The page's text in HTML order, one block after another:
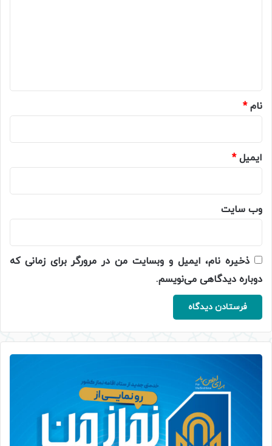
نام*
ایمیل*
وب‌ سایت
ذخیره نام، ایمیل و وبسایت من در مرورگر برای زمانی که
دوباره دیدگاهی می‌نویسم.